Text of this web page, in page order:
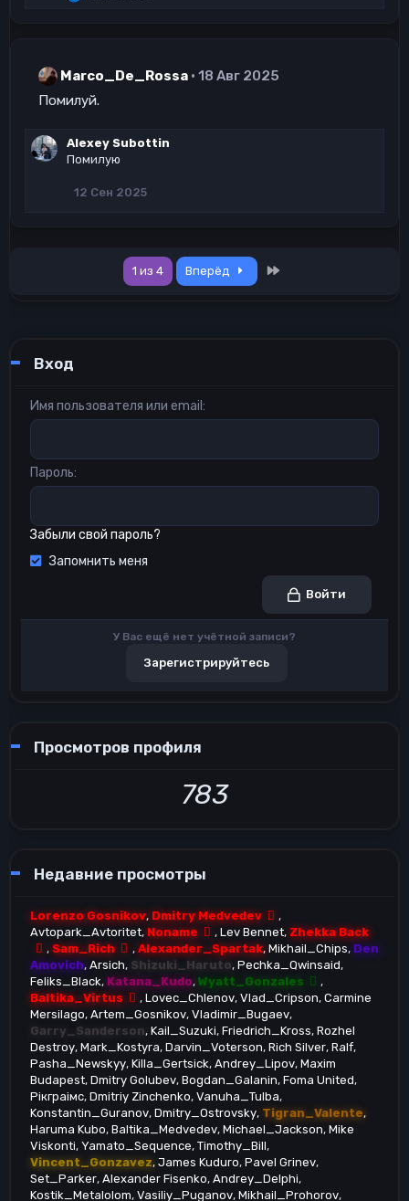
и
:
Marco_De_Rossa
18 Авг 2025
Помилуй.
Alexey Subottin
Помилую
12 Сен 2025
1 из 4 Вперёд
Вход
Имя пользователя или email
Пароль
Забыли свой пароль?
Запомнить меня
Войти
У Вас ещё нет учётной записи?
Зарегистрируйтесь
Просмотров профиля
783
Недавние просмотры
Lorenzo Gosnikov Dmitry Medvedev
Avtopark_Avtoritet Noname Lev Bennet Zhekka Back
Sam_Rich
Alexander_Spartak Mikhail_Chips Den
Amovich Arsich Shizuki_Haruto Pechka_Qwinsaid
Feliks_Black Katana_Kudo Wyatt_Gonzales
Baltika_Virtus
Lovec_Chlenov Vlad_Cripson Carmine
Mersilago Artem_Gosnikov Vladimir_Bugaev
Garry_Sanderson Kail_Suzuki Friedrich_Kross Rozhel
Destroy Mark_Kostyra Darvin_Voterson Rich Silver Ralf
Pasha_Newskyy Killa_Gertsick Andrey_Lipov Maxim
Budapest Dmitry Golubev Bogdan_Galanin Foma United
Рiкграiмс Dmitriy Zinchenko Vanuha_Tulba
Konstantin_Guranov Dmitry_Ostrovsky Tigran_Valente
Haruma Kubo Baltika_Medvedev Michael_Jackson Mike
Viskonti Yamato_Sequence Timothy_Bill
Vincent_Gonzavez James Kuduro Pavel Grinev
Set_Parker Alexander Fisenko Andrey_Delphi
Kostik_Metalolom Vasiliy_Puganov Mikhail_Prohorov